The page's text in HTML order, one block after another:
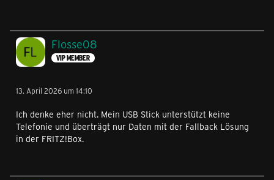
Flosse08
VIP MEMBER
13. April 2026 um 14:10
Ich denke eher nicht. Mein USB Stick unterstützt keine
Telefonie und überträgt nur Daten mit der Fallback Lösung
in der FRITZ!Box.